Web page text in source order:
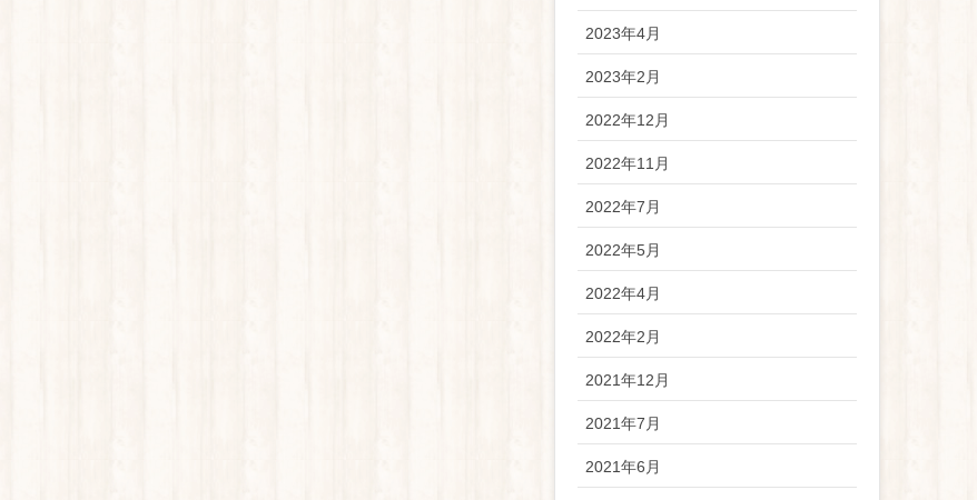
2023年4月
2023年2月
2022年12月
2022年11月
2022年7月
2022年5月
2022年4月
2022年2月
2021年12月
2021年7月
2021年6月